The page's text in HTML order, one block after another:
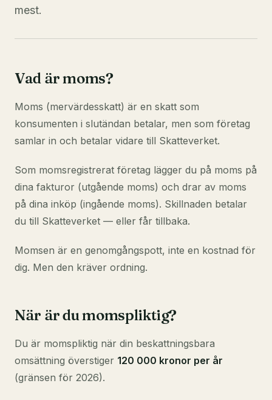
mest.
Vad är moms?
Moms (mervärdesskatt) är en skatt som
konsumenten i slutändan betalar, men som företag
samlar in och betalar vidare till Skatteverket.
Som momsregistrerat företag lägger du på moms på
dina fakturor (utgående moms) och drar av moms
på dina inköp (ingående moms). Skillnaden betalar
du till Skatteverket — eller får tillbaka.
Momsen är en genomgångspott, inte en kostnad för
dig. Men den kräver ordning.
När är du momspliktig?
Du är momspliktig när din beskattningsbara
omsättning överstiger 120 000 kronor per år
(gränsen för 2026).